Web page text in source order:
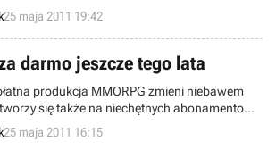
dziś nową grę, bazującą na słynnym cyklu
Adamsa – Autostopem przez Galaktykę.
z Vancouver pracują nad kolejną częścią
– The Baconing.
25 maja 2011 19:42
darmo jeszcze tego lata
produkcja MMORPG zmieni niebawem
się także na niechętnych abonamentom
oficjalnie poinformowała, że latem gra Age of
przejdzie poważną metamorfozę i jako
25 maja 2011 16:15